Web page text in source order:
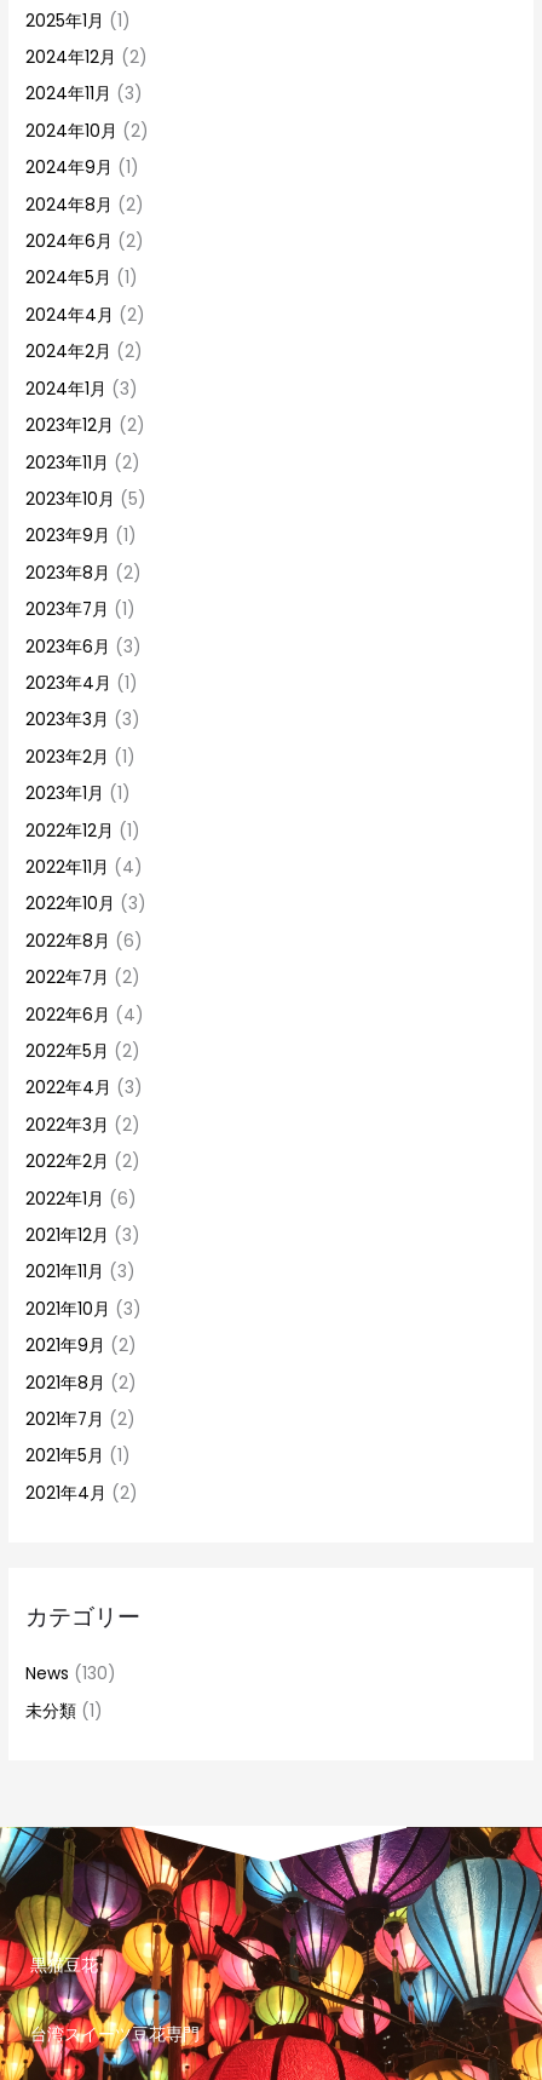
2025年1月 (1)
2024年12月 (2)
2024年11月 (3)
2024年10月 (2)
2024年9月 (1)
2024年8月 (2)
2024年6月 (2)
2024年5月 (1)
2024年4月 (2)
2024年2月 (2)
2024年1月 (3)
2023年12月 (2)
2023年11月 (2)
2023年10月 (5)
2023年9月 (1)
2023年8月 (2)
2023年7月 (1)
2023年6月 (3)
2023年4月 (1)
2023年3月 (3)
2023年2月 (1)
2023年1月 (1)
2022年12月 (1)
2022年11月 (4)
2022年10月 (3)
2022年8月 (6)
2022年7月 (2)
2022年6月 (4)
2022年5月 (2)
2022年4月 (3)
2022年3月 (2)
2022年2月 (2)
2022年1月 (6)
2021年12月 (3)
2021年11月 (3)
2021年10月 (3)
2021年9月 (2)
2021年8月 (2)
2021年7月 (2)
2021年5月 (1)
2021年4月 (2)
カテゴリー
News (130)
未分類 (1)
黒猫豆花
台湾スイーツ豆花専門